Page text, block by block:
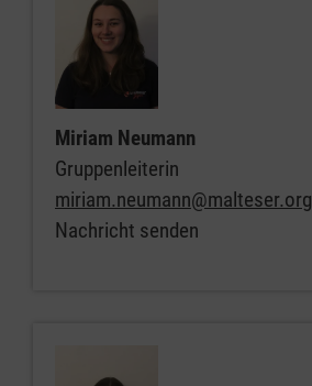
Miriam Neumann
Gruppenleiterin
miriam.neumann@malteser.org
Nachricht senden